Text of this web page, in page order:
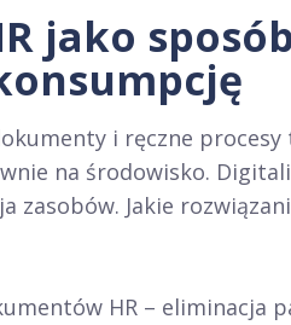
jako
i ręczne
na środowisko.
zasobów. Jakie
HR – eliminacja